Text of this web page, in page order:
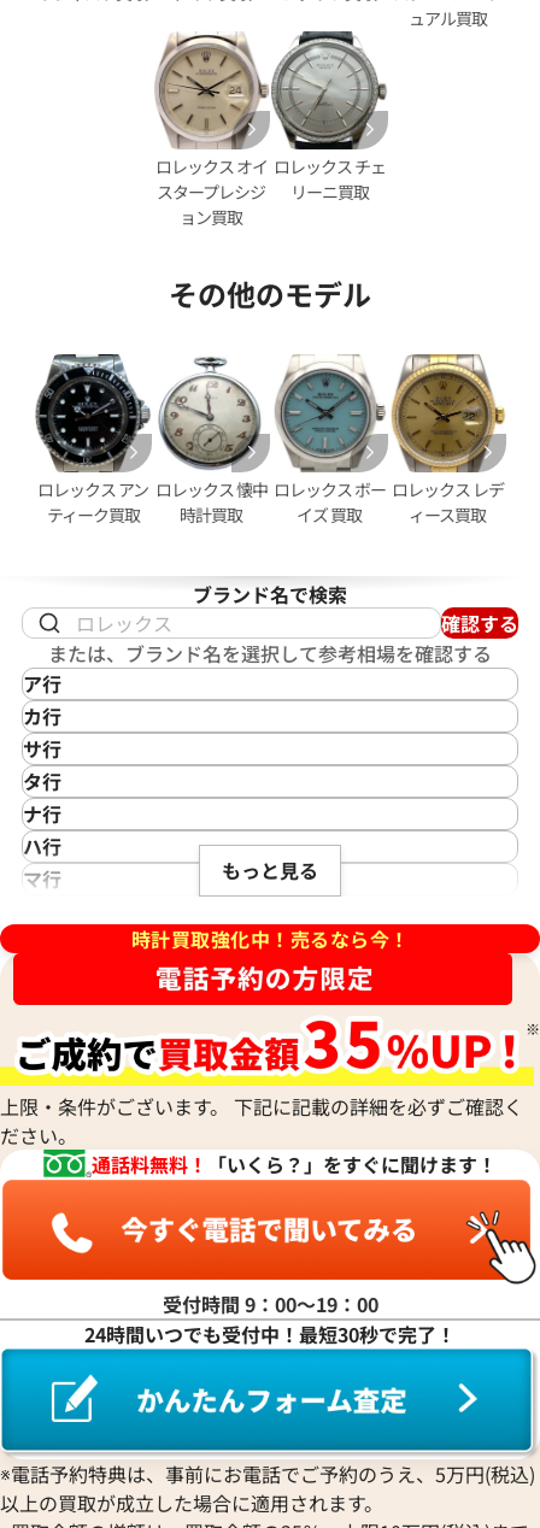
点の参考買取価格です
字盤
参考買取価格
830,000 円
※2026年6月時点の参考買取価
アキング 14000 ブルー文字
点の参考買取価格です
ロレックス エアキング 14000
盤
参考買取価格
770,000円
※2026年4月時点の参考買取
アキング 14000 シルバー文
点の参考買取価格です
ロレックス エアキング 14000
盤
参考買取価格
810,000円
※2026年6月時点の参考買取価
ュアル買取
ロレックス オイ
スタープレシジ
ョン買取
ロレックス チェ
リーニ買取
その他のモデル
ロレックス アン
ティーク買取
ロレックス 懐中
時計買取
ロレックス ボー
イズ 買取
ロレックス レデ
ィース買取
ブランド名で検索
確認する
または、ブランド名を選択して参考相場を確認する
ア行
IKEPOD
アイクポッド
IWC
アイダブリューシー
Azimuth
アジムース
ANONIMO
Alain Silberstein
アラン・シルベスタイン
Armand Nicolet
アルマン・ニコレ
WALTHAM
ウォルサム
HUBLOT
ウブロ
ETERNA
エテルナ
EDOX
エドックス
エベラール
EBEL
エベル
EPOS
Hermes
エルメス
OMEGA
カ行
CASIO
カシオ
Cartier
カルティエ
Gaga Milano
ガガミラノ
Quinting
クインティング
Cuervo y Sobrinos
クエルボ・イ・ソブリノス
CVSTOS
クストス
Chronoswiss
クロノスイス
GUCCI
グッチ
Graham
グラハム
グランドセイコー
CORUM
コルム
Concord
コンコルド
サ行
Saint Laurent
サンローラン
Shellman
シェルマン
CITIZEN
シチズン
Chopard
ショパール
CHAUMET
ショーメ
Jacob & Co.
ジェイコブ
Gerald Genta
ジェラルド・ジェンタ
Jaeger-LeCoultre
ジャケ・ドロー
Girard-Perregaux
ジラール・ペルゴ
Sinn
ジン
STOWA
ストーヴァ
タ行
TAG Heuer
タグ・ホイヤー
Daniel Roth
TUDOR
チューダー(チュードル)
ティファニー
Dior
ディオール
ナ行
NOMOS Glashütte
ノモス グラスヒュッテ
ハ行
Hamilton
Harry Winston
ハリー・ウィンストン
Patek Philippe
Panerai
パネライ
Parmigiani Fleurier
パルミジャーニ・フルリエ
Piaget
PIERRE KUNZ
ピエール・クンツ
FRANCK MULLER
フランク ミュラー
BOUCHERON
ブシュロン
BREITLING
ブライトリング
Blancpain
ブランパン
BVLGARI
マ行
MAURICE LACROIX
モーリス・ラクロア
RALPH LAUREN
ラルフ ローレン
リシャール・ミル
Louis Vuitton
ルイ・ヴィトン
Luminox
ルミノックス
Ressence
ROGER DUBUIS
ロジェ・デュブイ
ROLEX
ロレックス
LONGINES
ロンジン
もっと見る
時計買取強化中！売るなら今！
上限・条件がございます。 下記に記載の詳細を必ずご確認く
ださい。
通話料無料！
「いくら？」をすぐに聞けます！
受付時間 9：00〜19：00
24時間いつでも受付中！最短30秒で完了！
※電話予約特典は、事前にお電話でご予約のうえ、5万円(税込)
以上の買取が成立した場合に適用されます。